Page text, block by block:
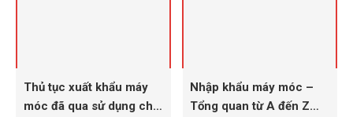
Thủ tục xuất khẩu máy
móc đã qua sử dụng chi
Nhập khẩu máy móc –
Tổng quan từ A đến Z